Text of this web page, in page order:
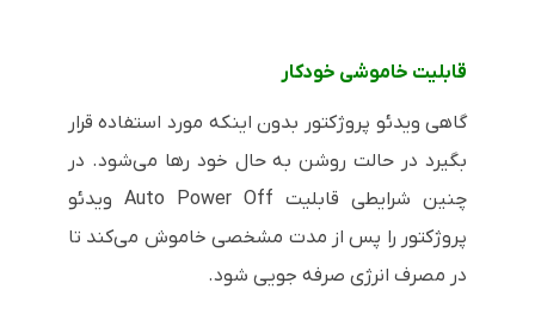
قابلیت خاموشی خودکار
گاهی ویدئو پروژکتور بدون اینکه مورد استفاده قرار
بگیرد در حالت روشن به حال خود رها می‌شود. در
چنین شرایطی قابلیت Auto Power Off ویدئو
پروژکتور را پس از مدت مشخصی خاموش می‌کند تا
در مصرف انرژی صرفه جویی شود.